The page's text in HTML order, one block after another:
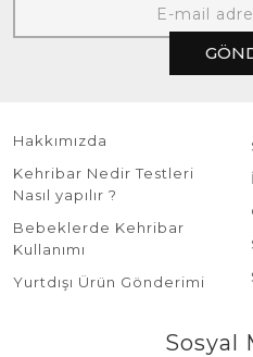
Hakkımızda
Kehribar Nedir Testleri
Nasıl yapılır ?
Bebeklerde Kehribar
Kullanımı
Yurtdışı Ürün Gönderimi
Sosyal